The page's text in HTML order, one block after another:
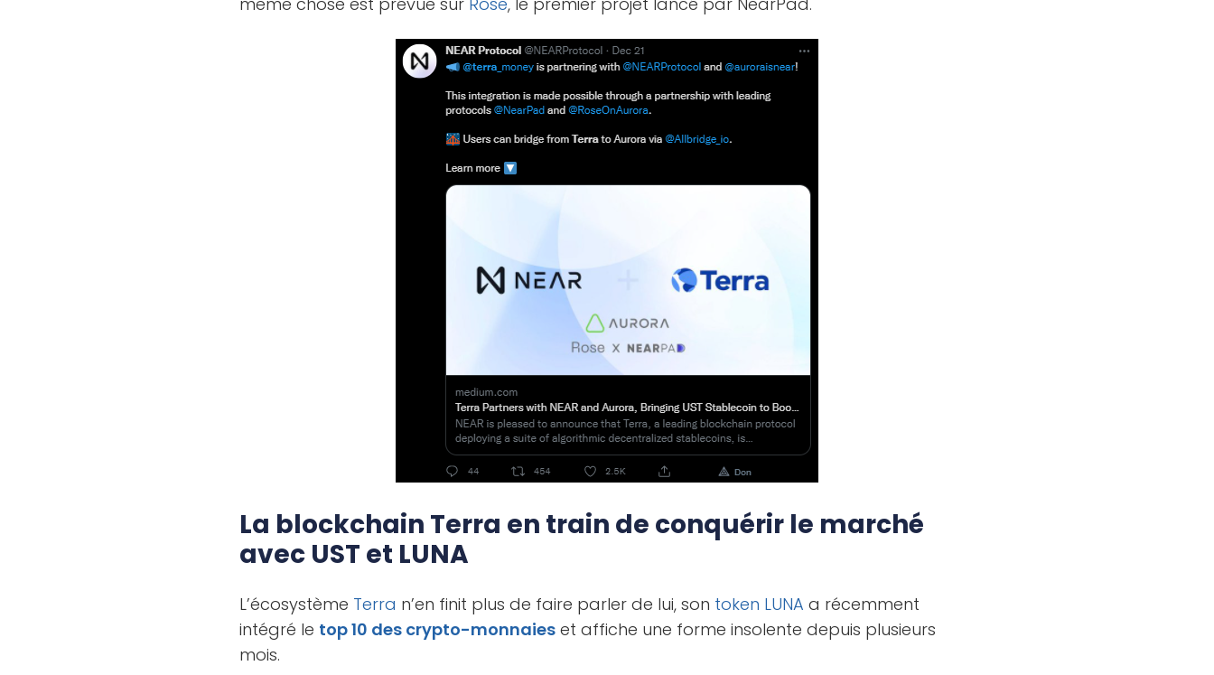
La blockchain Terra en train de conquérir le marché
avec UST et LUNA
L’écosystème Terra n’en finit plus de faire parler de lui, son token LUNA a récemment
intégré le top 10 des crypto-monnaies et affiche une forme insolente depuis plusieurs
mois.